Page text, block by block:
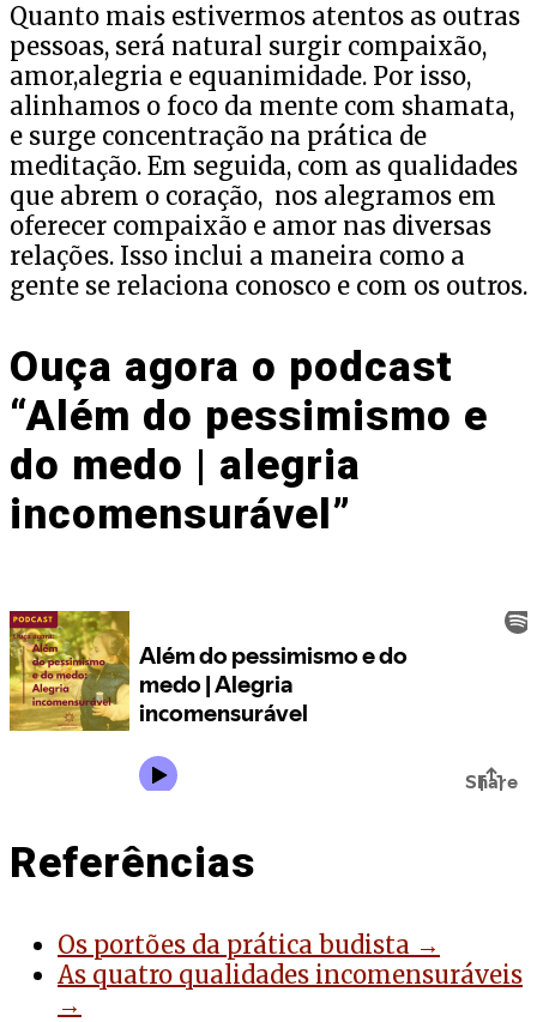
Quanto mais estivermos atentos as outras
pessoas, será natural surgir compaixão,
amor,alegria e equanimidade. Por isso,
alinhamos o foco da mente com shamata,
e surge concentração na prática de
meditação. Em seguida, com as qualidades
que abrem o coração, nos alegramos em
oferecer compaixão e amor nas diversas
relações. Isso inclui a maneira como a
gente se relaciona conosco e com os outros.
Ouça agora o podcast
“Além do pessimismo e
do medo | alegria
incomensurável”
Referências
Os portões da prática budista →
As quatro qualidades incomensuráveis
→